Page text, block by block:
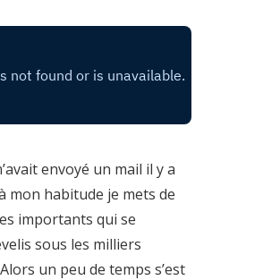
envoyé un mail il y a
mon habitude je mets de
importants qui se
sous les milliers
un peu de temps s’est